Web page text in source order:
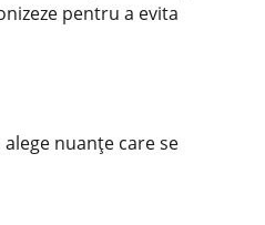
pentru a evita
nuanțe care se